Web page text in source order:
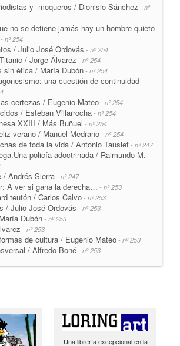
y moqueros / Dionisio Sánchez - nº
no se detiene jamás hay un hombre quieto
- nº 254
/ Julio José Ordovás - nº 254
/ Jorge Álvarez - nº 254
sin ética / María Dubón - nº 254
una cuestión de continuidad
certezas / Eugenio Mateo - nº 254
/ Esteban Villarrocha- nº 254
XXIII / Más Buñuel - nº 254
verano / Manuel Medrano - nº 254
de toda la vida / Antonio Tausiet - nº 247
policía adoctrinada / Raimundo M.
/ Andrés Sierra- nº 247
A ver si gana la derecha… - nº 253
teutón / Carlos Calvo - nº 253
/ Julio José Ordovás - nº 253
Dubón- nº 253
- nº 253
de cultura / Eugenio Mateo - nº 253
/ Alfredo Boné - nº 253
Una librería excepcional en la